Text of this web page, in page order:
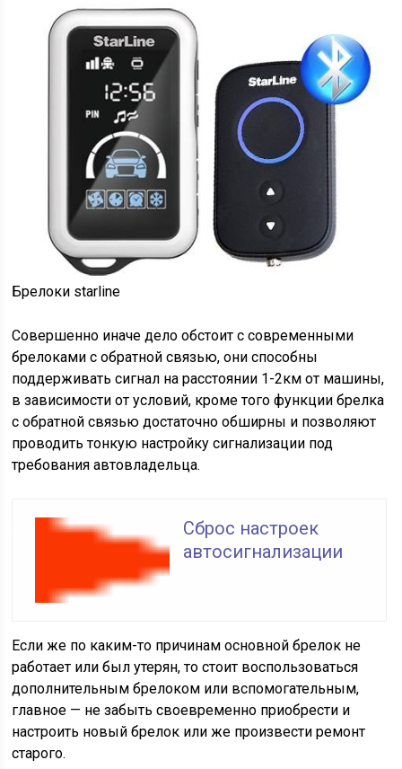
Брелоки starline
Совершенно иначе дело обстоит с современными
брелоками с обратной связью, они способны
поддерживать сигнал на расстоянии 1-2км от машины,
в зависимости от условий, кроме того функции брелка
с обратной связью достаточно обширны и позволяют
проводить тонкую настройку сигнализации под
требования автовладельца.
Сброс настроек
автосигнализации
Если же по каким-то причинам основной брелок не
работает или был утерян, то стоит воспользоваться
дополнительным брелоком или вспомогательным,
главное — не забыть своевременно приобрести и
настроить новый брелок или же произвести ремонт
старого.